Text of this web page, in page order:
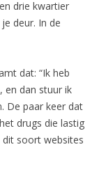
drie kwartier
deur. In de
dat: “Ik heb
en dan stuur ik
De paar keer dat
drugs die lastig
soort websites